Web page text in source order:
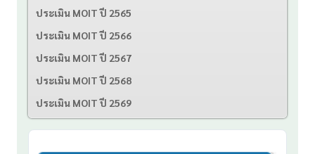
ประเมิน MOIT ปี 2565
ประเมิน MOIT ปี 2566
ประเมิน MOIT ปี 2567
ประเมิน MOIT ปี 2568
ประเมิน MOIT ปี 2569